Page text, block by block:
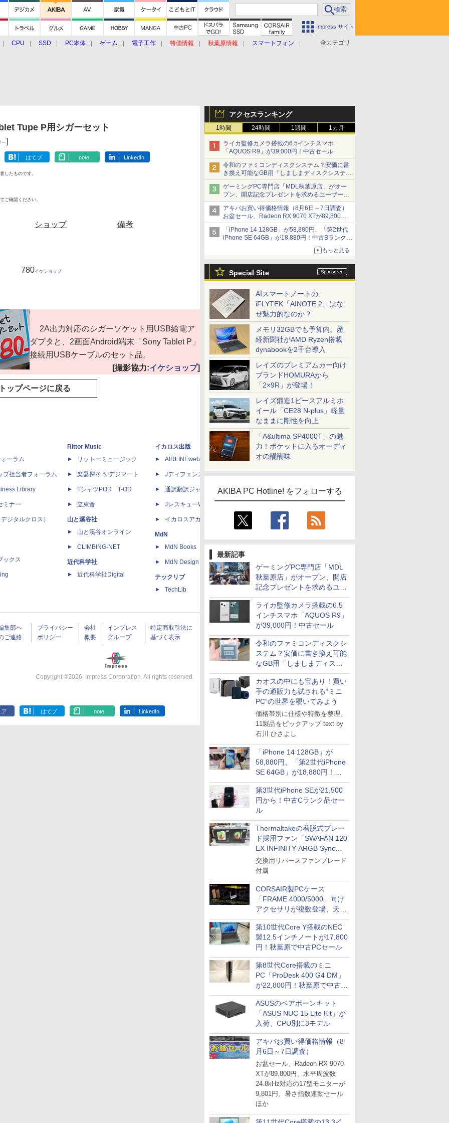
Impress サイト
全カテゴリ
CPU SSD PC本体 ゲーム 電子工作 特価情報 秋葉原情報
スマートフォン
アクセスランキング
1時間 24時間 1週間 1カ月
ライカ監修カメラ搭載の6.5インチスマホ
「AQUOS R9」が39,000円！中古セール
令和のファミコンディスクシステム？安価に書
き換え可能なGB用「しましまディスクシステ
ム」
ゲーミングPC専門店「MDL秋葉原店」がオー
プン、開店記念プレゼントを求めるユーザーが
押し寄せ長蛇の列に
アキバお買い得価格情報（8月6日～7日調査）
お盆セール、Radeon RX 9070 XTが89,800
円、水平周波数24.8kHz対応の17型モニターが
9,801円、暑さ指数連動セール ほか
「iPhone 14 128GB」が58,880円、「第2世代
iPhone SE 64GB」が18,880円！中古Bランク品
もっと見る
Special Site
AIスマートノートの
iFLYTEK「AINOTE 2」はな
ぜ魅力的なのか？
メモリ32GBでも予算内。産
経新聞社がAMD Ryzen搭載
dynabookを2千台導入
レイズのプレミアムカー向け
ブランドHOMURAから
「2×9R」が登場！
レイズ鍛造1ピースアルミホ
イール「CE28 N-plus」軽量
なままに剛性を向上
「A&ultima SP4000T」の魅
力！ポケットに入るオーディ
オの醍醐味
AKIBA PC Hotline! をフォローする
最新記事
ゲーミングPC専門店「MDL
秋葉原店」がオープン、開店
記念プレゼントを求めるユー
ザーが押し寄せ長蛇の列に
ライカ監修カメラ搭載の6.5
インチスマホ「AQUOS R9」
が39,000円！中古セール
令和のファミコンディスクシ
ステム？安価に書き換え可能
なGB用「しましまディスク
システム」
カオスの中にも宝あり！買い
手の通販力も試される“ミニ
PC”の世界を覗いてみよう
価格帯別に仕様や特徴を整理、
11製品をピックアップ text by
石川 ひさよし
「iPhone 14 128GB」が
58,880円、「第2世代iPhone
SE 64GB」が18,880円！中
古Bランク品セール
第3世代iPhone SEが21,500
円から！中古Cランク品セー
ル
Thermaltakeの着脱式ブレー
ド採用ファン「SWAFAN 120
EX INFINITY ARGB Sync」
に単品パッケージ
交換用リバースファンブレード
付属
CORSAIR製PCケース
「FRAME 4000/5000」向け
アクセサリが複数登場、天然
木製パネルや背面コネクタ対
応トレイなど
第10世代Core Y搭載のNEC
製12.5インチノートが17,800
円！秋葉原で中古PCセール
第8世代Core搭載のミニ
PC「ProDesk 400 G4 DM」
が22,800円！秋葉原で中古
PCセール
ASUSのベアボーンキット
「ASUS NUC 15 Lite Kit」が
入荷、CPU別に3モデル
アキバお買い得価格情報（8
月6日～7日調査）
お盆セール、Radeon RX 9070
XTが89,800円、水平周波数
24.8kHz対応の17型モニターが
9,801円、暑さ指数連動セール
ほか
Tupe P用シガーセット
ー]
はてブ note LinkedIn
したものです。
ご確認ください。
ショップ
備考
780イケショップ
2A出力対応のシガーソケット用USB給電ア
ダプタと、2画面Android端末「Sony Tablet P」
接続用USBケーブルのセット品。
[撮影協力:イケショップ]
トップページに戻る
ーラム
プ担当者フォーラム
Library
ミナー
ジタルクロス）
ックス
Rittor Music
リットーミュージック
楽器探そう!デジマート
TシャツPOD T-OD
立東舎
山と溪谷社
山と溪谷オンライン
CLIMBING-NET
近代科学社
近代科学社Digital
イカロス出版
AIRLINEweb
Jディフェンスニュース
通訳翻訳ジャーナル
JレスキューWeb
イカロスアカデミー
MdN
MdN Books
MdN Design Interactive
テックリブ
TechLib
ICE
天海社
impress QuickBooks
パブファンセルフ
Impress Group Publication Informa
tion
集部へ
ご連絡
プライバシー
ポリシー
会社
概要
インプレス
グループ
特定商取引法に
基づく表示
Copyright ©2026 Impress Corporation. All rights reserved.
ア はてブ note LinkedIn